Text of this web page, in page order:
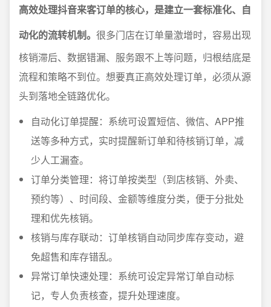
高效处理抖音来客订单的核心，是建立一套标准化、自
动化的流转机制。 很多门店在订单量激增时，容易出现
核销滞后、数据错漏、服务跟不上等问题，归根结底是
流程和策略不到位。想要真正高效处理订单，必须从源
头到落地全链路优化。
自动化订单提醒：系统可设置短信、微信、APP推
送等多种方式，实时提醒新订单和待核销订单，减
少人工漏查。
订单分类管理：将订单按类型（到店核销、外卖、
预约等）、时间段、金额等维度分类，便于分批处
理和优先核销。
核销与库存联动：订单核销自动同步库存变动，避
免超售和库存错乱。
异常订单快速处理：系统可设定异常订单自动标
记，专人负责核查，提升处理速度。